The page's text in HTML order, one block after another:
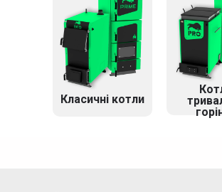
Класичні котли